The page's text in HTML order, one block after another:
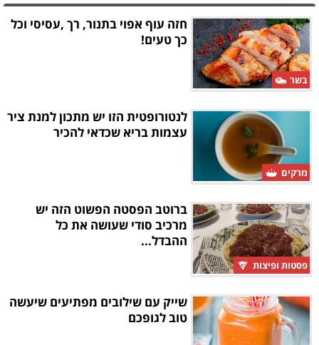
בשר
חזה עוף אפוי בתנור, רך ,עסיסי וכל
כך טעים!
מרקים
לנטורופטית הזו יש מתכון למנת ציר
עצמות בריא שכדאי להכיר
פסטות ופיצות
ברוטב הפסטה הפשוט הזה יש
מרכיב סודי שעושה את כל
ההבדל...
שייק עם שילובים מפתיעים שיעשה
טוב לגופכם